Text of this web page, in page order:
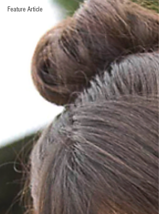
Feature Article